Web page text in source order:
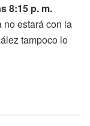
8:15 p. m.
no estará con la
tampoco lo